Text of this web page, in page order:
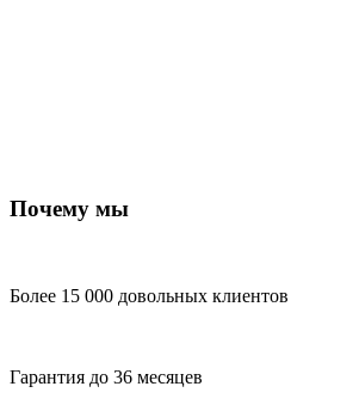
Почему мы
Более 15 000 довольных клиентов
Гарантия до 36 месяцев